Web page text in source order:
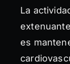
La
es